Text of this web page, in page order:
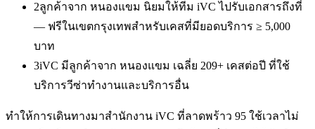
2ลูกค้าจาก หนองแขม นิยมให้ทีม iVC ไปรับเอกสารถึงที่
— ฟรีในเขตกรุงเทพสำหรับเคสที่มียอดบริการ ≥ 5,000
บาท
3iVC มีลูกค้าจาก หนองแขม เฉลี่ย 209+ เคสต่อปี ที่ใช้
บริการวีซ่าทำงานและบริการอื่น
ทำให้การเดินทางมาสำนักงาน iVC ที่ลาดพร้าว 95 ใช้เวลาไม่